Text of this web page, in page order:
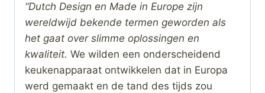
“Dutch Design en Made in Europe zijn
wereldwijd bekende termen geworden als
het gaat over slimme oplossingen en
kwaliteit. We wilden een onderscheidend
keukenapparaat ontwikkelen dat in Europa
werd gemaakt en de tand des tijds zou